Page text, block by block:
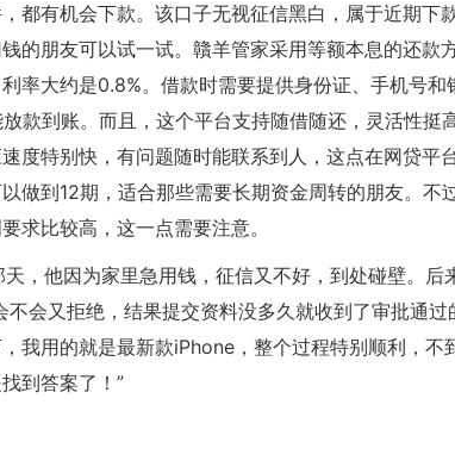
都有机会下款。该口子无视征信黑白，属于近期下
的朋友可以试一试。贛羊管家采用等额本息的还款
率大约是0.8%。借款时需要提供身份证、手机号和
款到账。而且，这个平台支持随借随还，灵活性挺
度特别快，有问题随时能联系到人，这点在网贷平
做到12期，适合那些需要长期资金周转的朋友。不
求比较高，这一点需要注意。
，他因为家里急用钱，征信又不好，到处碰壁。后
不会又拒绝，结果提交资料没多久就收到了审批通
我用的就是最新款iPhone，整个过程特别顺利，不
到答案了！”